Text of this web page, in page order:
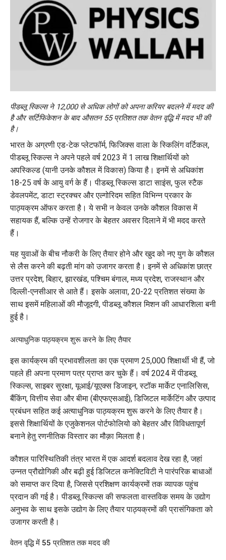
पीडब्लू स्किल्स ने 12,000 से अधिक लोगों को अपना करियर बदलने में मदद की
है और सर्टिफिकेशन के बाद औसतन 55 प्रतिशत तक वेतन वृद्धि में मदद भी की
है।
भारत के अग्रणी एड-टेक प्लेटफॉर्म, फिजिक्स वाला के स्किलिंग वर्टिकल,
पीडब्लू स्किल्स ने अपने पहले वर्ष 2023 में 1 लाख शिक्षार्थियों को
अपस्किल्ड (यानी उनके कौशल में विकास) किया है। इनमें से अधिकांश
18-25 वर्ष के आयु वर्ग के हैं। पीडब्लू स्किल्स डाटा साइंस, फुल स्टैक
डेवलपमेंट, डाटा स्ट्रक्चर और एल्गोरिदम सहित विभिन्न प्रकार के
पाठ्यक्रम ऑफर करता है। ये सभी न केवल उनके कौशल विकास में
सहायक हैं, बल्कि उन्हें रोजगार के बेहतर अवसर दिलाने में भी मदद करते
हैं।
यह युवाओं के बीच नौकरी के लिए तैयार होने और खुद को नए युग के कौशल
से लैस करने की बढ़ती मांग को उजागर करता है। इनमें से अधिकांश छात्र
उत्तर प्रदेश, बिहार, झारखंड, पश्चिम बंगाल, मध्य प्रदेश, राजस्थान और
दिल्ली-एनसीआर से आते हैं। इसके अलावा, 20-22 प्रतिशत संख्या के
साथ इसमें महिलाओं की मौजूदगी, पीडब्लू कौशल मिशन की आधारशिला बनी
हुई है।
अत्याधुनिक पाठ्यक्रम शुरू करने के लिए तैयार
इस कार्यक्रम की प्रभावशीलता का एक प्रमाण 25,000 शिक्षार्थी भी हैं, जो
पहले ही अपना प्रमाण पत्र प्राप्त कर चुके हैं। वर्ष 2024 में पीडब्लू
स्किल्स, साइबर सुरक्षा, यूआई/यूएक्स डिजाइन, स्टॉक मार्केट एनालिसिस,
बैंकिंग, वित्तीय सेवा और बीमा (बीएफएसआई), डिजिटल मार्केटिंग और उत्पाद
प्रबंधन सहित कई अत्याधुनिक पाठ्यक्रम शुरू करने के लिए तैयार है।
इससे शिक्षार्थियों के एजुकेशनल पोर्टफोलियो को बेहतर और विविधतापूर्ण
बनाने हेतु रणनीतिक विस्तार का मौक़ा मिलता है।
कौशल पारिस्थितिकी तंत्र भारत में एक आदर्श बदलाव देख रहा है, जहां
उन्नत प्रौद्योगिकी और बढ़ी हुई डिजिटल कनेक्टिविटी ने पारंपरिक बाधाओं
को समाप्त कर दिया है, जिससे प्रशिक्षण कार्यक्रमों तक व्यापक पहुंच
प्रदान की गई है। पीडब्लू स्किल्स की सफलता वास्तविक समय के उद्योग
अनुभव के साथ इसके उद्योग के लिए तैयार पाठ्यक्रमों की प्रासंगिकता को
उजागर करती है।
वेतन वृद्धि में 55 प्रतिशत तक मदद की